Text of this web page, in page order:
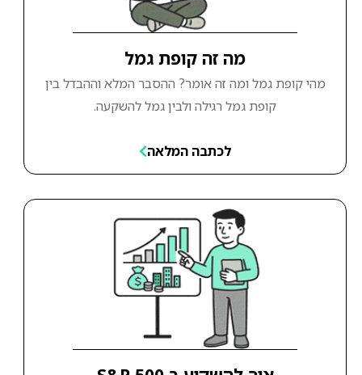
מה זה קופת גמל
מהי קופת גמל ומה זה אומר? ההסבר המלא וההבדל בין
קופת גמל רגילה ולבין גמל להשקעה.
לכתבה המלאה